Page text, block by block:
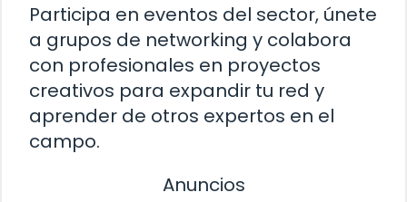
Participa en eventos del sector, únete
a grupos de networking y colabora
con profesionales en proyectos
creativos para expandir tu red y
aprender de otros expertos en el
campo.
Anuncios